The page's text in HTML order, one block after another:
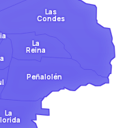
La
Reina
La
Peñalolén
Las
Condes